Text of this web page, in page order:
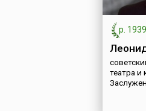
р. 1939
театра и